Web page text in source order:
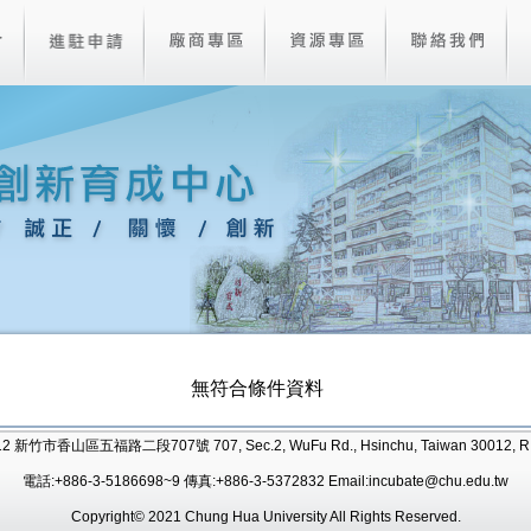
無符合條件資料
新竹市香山區五福路二段707號 707, Sec.2, WuFu Rd., Hsinchu, Taiwan 30012,
電話:+886-3-5186698~9 傳真:+886-3-5372832 Email:incubate@chu.edu.tw
Copyright© 2021 Chung Hua University All Rights Reserved.